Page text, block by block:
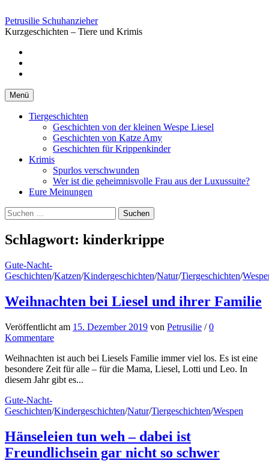
zum
Inhalt
Petrusilie Schuhanzieher
Kurzgeschichten – Tiere und Krimis
Menü
Tiergeschichten
Geschichten von der kleinen Wespe Liesel
Geschichten von Katze Amy
Geschichten für Krippenkinder
Krimis
Spurlos verschwunden
Wer ist die geheimnisvolle Frau aus der Luxussuite?
Eure Meinungen
Suchen
nach:
Schlagwort: kinderkrippe
Gute-Nacht-
Geschichten/Katzen/Kindergeschichten/Natur/Tiergeschichten/
Weihnachten bei Liesel und ihrer Familie
Veröffentlicht am 15. Dezember 2019 von Petrusilie /0
Kommentare
Weihnachten ist auch bei Liesels Familie immer viel los. Es ist eine
besondere Zeit für alle – für die Mama, Liesel, Lotti und Leo. In
diesem Jahr gibt es...
Gute-Nacht-
Geschichten/Kindergeschichten/Natur/Tiergeschichten/Wespen
Hänseleien tun weh – dabei ist
Freundlichsein gar nicht so schwer